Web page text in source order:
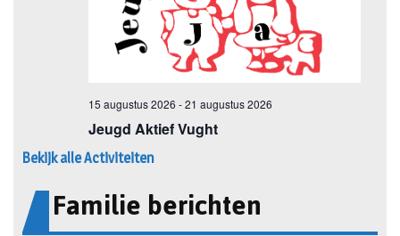
Bekijk alle Activiteiten
Familie berichten